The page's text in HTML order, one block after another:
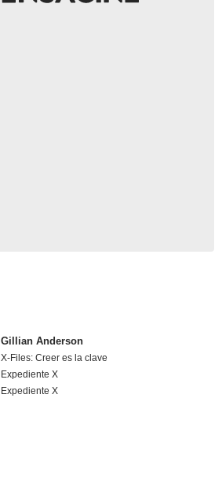
Gillian Anderson
X-Files: Creer es la clave
Expediente X
Expediente X